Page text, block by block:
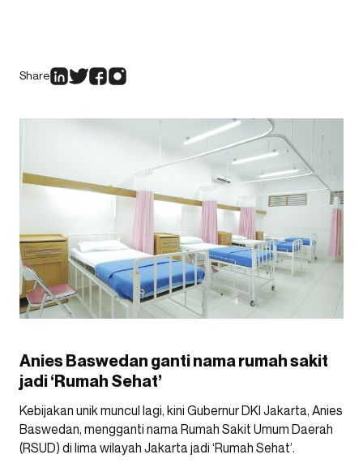
Share
Anies Baswedan ganti nama rumah sakit
jadi ‘Rumah Sehat’
Kebijakan unik muncul lagi, kini Gubernur DKI Jakarta, Anies
Baswedan, mengganti nama Rumah Sakit Umum Daerah
(RSUD) di lima wilayah Jakarta jadi ‘Rumah Sehat’.